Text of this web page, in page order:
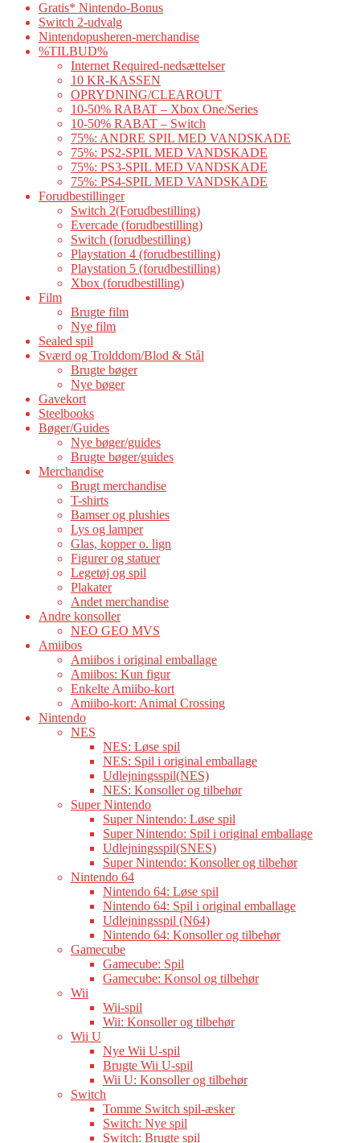
Gratis* Nintendo-Bonus
Switch 2-udvalg
Nintendopusheren-merchandise
%TILBUD%
Internet Required-nedsættelser
10 KR-KASSEN
OPRYDNING/CLEAROUT
10-50% RABAT – Xbox One/Series
10-50% RABAT – Switch
75%: ANDRE SPIL MED VANDSKADE
75%: PS2-SPIL MED VANDSKADE
75%: PS3-SPIL MED VANDSKADE
75%: PS4-SPIL MED VANDSKADE
Forudbestillinger
Switch 2(Forudbestilling)
Evercade (forudbestilling)
Switch (forudbestilling)
Playstation 4 (forudbestilling)
Playstation 5 (forudbestilling)
Xbox (forudbestilling)
Film
Brugte film
Nye film
Sealed spil
Sværd og Trolddom/Blod & Stål
Brugte bøger
Nye bøger
Gavekort
Steelbooks
Bøger/Guides
Nye bøger/guides
Brugte bøger/guides
Merchandise
Brugt merchandise
T-shirts
Bamser og plushies
Lys og lamper
Glas, kopper o. lign
Figurer og statuer
Legetøj og spil
Plakater
Andet merchandise
Andre konsoller
NEO GEO MVS
Amiibos
Amiibos i original emballage
Amiibos: Kun figur
Enkelte Amiibo-kort
Amiibo-kort: Animal Crossing
Nintendo
NES
NES: Løse spil
NES: Spil i original emballage
Udlejningsspil(NES)
NES: Konsoller og tilbehør
Super Nintendo
Super Nintendo: Løse spil
Super Nintendo: Spil i original emballage
Udlejningsspil(SNES)
Super Nintendo: Konsoller og tilbehør
Nintendo 64
Nintendo 64: Løse spil
Nintendo 64: Spil i original emballage
Udlejningsspil (N64)
Nintendo 64: Konsoller og tilbehør
Gamecube
Gamecube: Spil
Gamecube: Konsol og tilbehør
Wii
Wii-spil
Wii: Konsoller og tilbehør
Wii U
Nye Wii U-spil
Brugte Wii U-spil
Wii U: Konsoller og tilbehør
Switch
Tomme Switch spil-æsker
Switch: Nye spil
Switch: Brugte spil